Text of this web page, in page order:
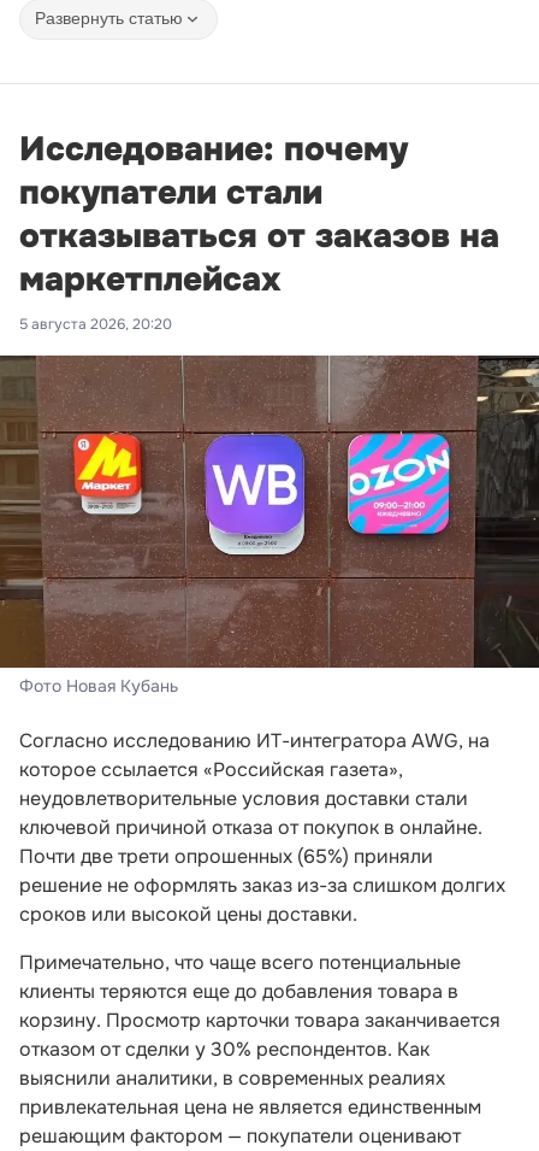
Развернуть статью
Исследование: почему
покупатели стали
отказываться от заказов на
маркетплейсах
5 августа 2026, 20:20
Фото Новая Кубань
Согласно исследованию ИТ-интегратора AWG, на
которое ссылается «Российская газета»,
неудовлетворительные условия доставки стали
ключевой причиной отказа от покупок в онлайне.
Почти две трети опрошенных (65%) приняли
решение не оформлять заказ из-за слишком долгих
сроков или высокой цены доставки.
Примечательно, что чаще всего потенциальные
клиенты теряются еще до добавления товара в
корзину. Просмотр карточки товара заканчивается
отказом от сделки у 30% респондентов. Как
выяснили аналитики, в современных реалиях
привлекательная цена не является единственным
решающим фактором — покупатели оценивают